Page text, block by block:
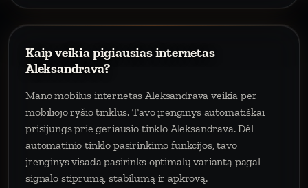
Kaip veikia pigiausias internetas
Aleksandrava?
Mano mobilus internetas Aleksandrava veikia per
mobiliojo ryšio tinklus. Tavo įrenginys automatiškai
prisijungs prie geriausio tinklo Aleksandrava. Dėl
automatinio tinklo pasirinkimo funkcijos, tavo
įrenginys visada pasirinks optimalų variantą pagal
signalo stiprumą, stabilumą ir apkrovą.